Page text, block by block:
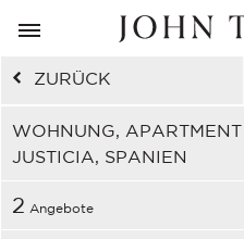
ZURÜCK
WOHNUNG,
JUSTICIA, SPANIEN
2 Angebote